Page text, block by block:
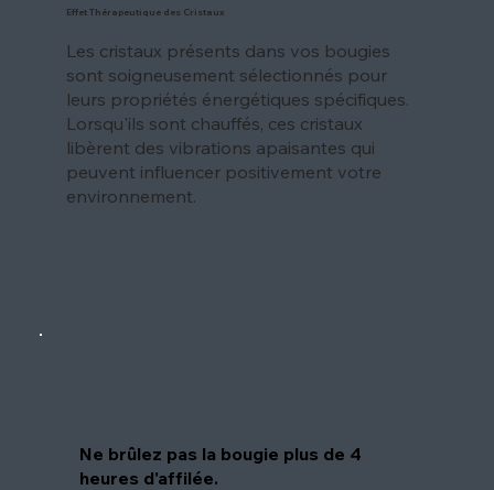
Effet Thérapeutique des Cristaux
Les cristaux présents dans vos bougies
sont soigneusement sélectionnés pour
leurs propriétés énergétiques spécifiques.
Lorsqu'ils sont chauffés, ces cristaux
libèrent des vibrations apaisantes qui
peuvent influencer positivement votre
environnement.
Ne brûlez pas la bougie plus de 4
heures d'affilée.